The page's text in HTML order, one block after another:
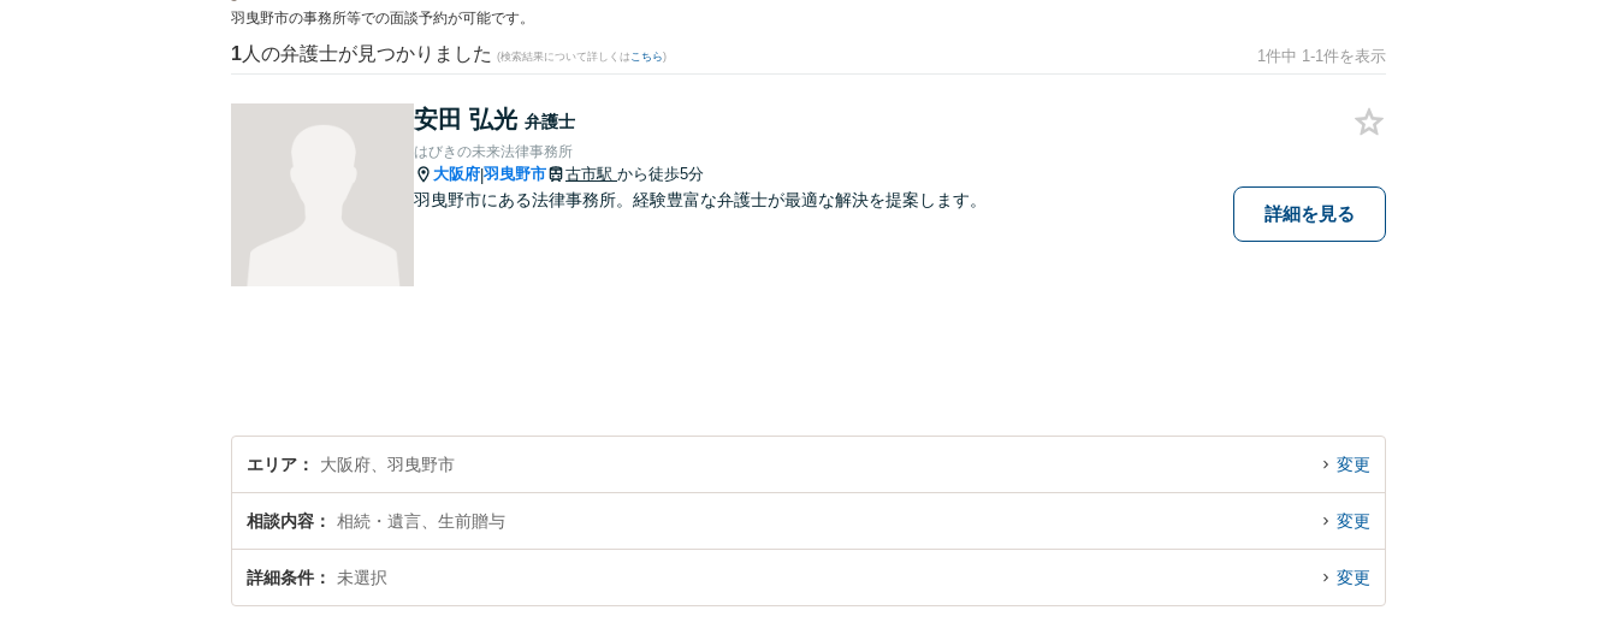
羽曳野市の事務所等での面談予約が可能です。
1 人の弁護士が見つかりました (検索結果について詳しくは こちら) 1件中 1-1件を表示
安田 弘光 弁護士
はびきの未来法律事務所
大阪府|羽曳野市 古市駅 から徒歩5分
羽曳野市にある法律事務所。経験豊富な弁護士が最適な解決を提案します。
詳細を見る
エリア 大阪府、羽曳野市 変更
相談内容 相続・遺言、生前贈与 変更
詳細条件 未選択 変更